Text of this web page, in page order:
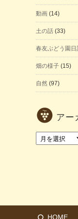
動画 (14)
土の話 (33)
春友ぶどう園日
畑の様子 (15)
自然 (97)
アー
ア
HOME